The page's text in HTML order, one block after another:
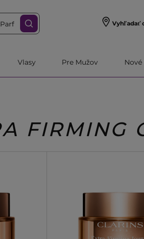
Vyhľadať
Vlasy Pre Mužov
FIRMING